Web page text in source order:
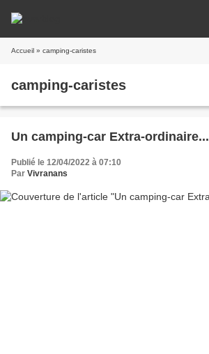
Accueil » camping-caristes
camping-caristes
Un camping-car Extra-ordinaire...
Publié le 12/04/2022 à 07:10
Par Vivranans